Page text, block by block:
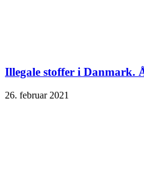
Illegale stoffer i Danmark.
26. februar 2021